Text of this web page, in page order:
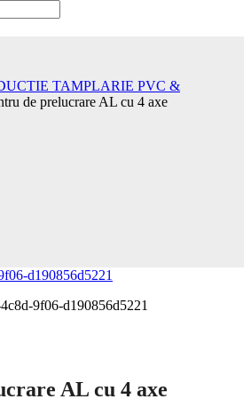
TAMPLARIE PVC &
de prelucrare AL cu 4 axe
AL cu 4 axe